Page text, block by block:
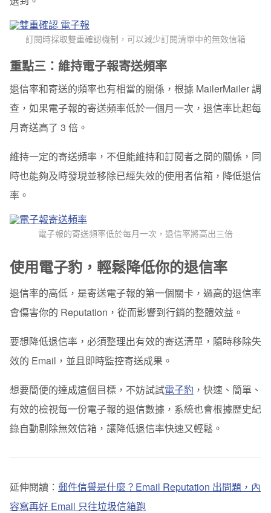
訂閱時採取雙重確認機制，可以減少訂閱清單中的無效信箱
重點三：維持電子報寄送頻率
退信率和寄送的頻率也有相當的關係，根據 MailerMailer 調
查，如果電子報的寄送頻率低於一個月一次，退信率比起每
月寄送高了 3 倍。
維持一定的寄送頻率，不但能維持和訂閱者之間的關係，同
時也能夠及時發現並移除已經失效的使用者信箱，降低退信
率。
電子報的寄送頻率低於每月一次，退信率將高出三倍
使用電子豹，輕鬆降低你的退信率
退信率的高低，是寄送電子報的第一個關卡，過高的退信率
會傷害你的 Reputation，從而影響到行銷的整體效益。
要想降低退信率，必須整理出有效的寄送清單，隨時移除失
效的 Email，並且即時監控寄送成果。
想要簡便的達成這個目標，不妨試試電子豹 ，快速、簡單、
有效的檢視每一份電子報的退信數據，系統也會根據歷史紀
錄自動剔除無效信箱，讓降低退信率快速又輕鬆。
延伸閱讀： 郵件信譽是什麼？Email Reputation 出問題，內
容寫再好 Email 只往垃圾信箱跑